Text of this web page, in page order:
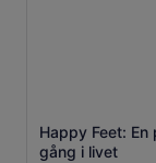
Happy Feet:
gång i livet